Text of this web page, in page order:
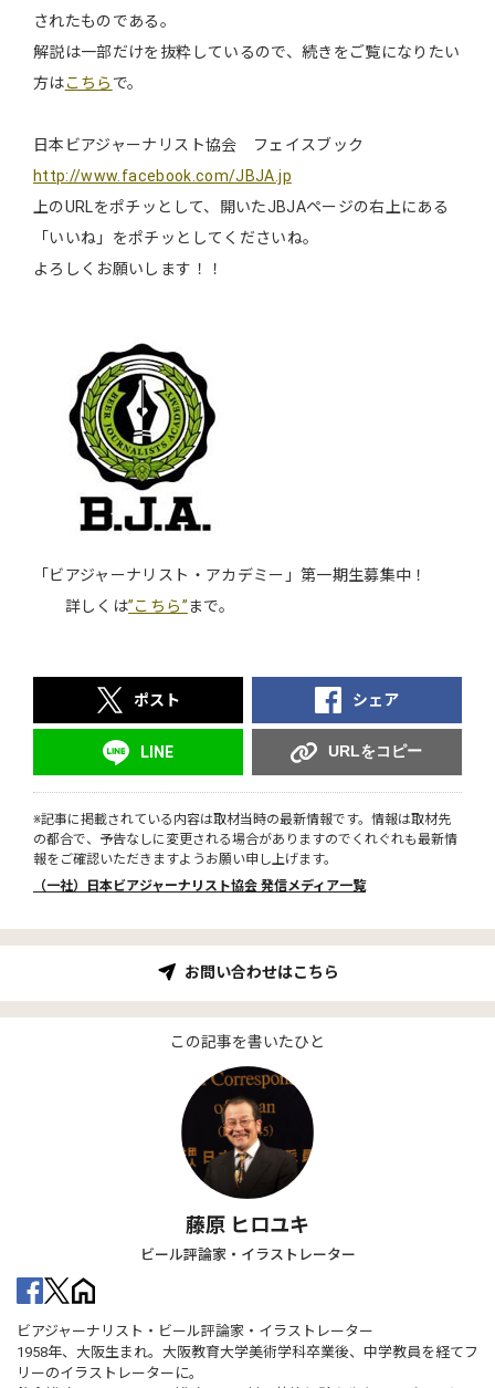
されたものである。
解説は一部だけを抜粋しているので、続きをご覧になりたい
方はこちら で。
日本ビアジャーナリスト協会 フェイスブック
http://www.facebook.com/JBJA.jp
上のURLをポチッとして、開いたJBJAページの右上にある
「いいね」をポチッとしてくださいね。
よろしくお願いします！！
「ビアジャーナリスト・アカデミー」第一期生募集中！
詳しくは”こちら”まで。
ポスト シェア
LINE URLをコピー
※記事に掲載されている内容は取材当時の最新情報です。情報は取材先
の都合で、予告なしに変更される場合がありますのでくれぐれも最新情
報をご確認いただきますようお願い申し上げます。
（一社）日本ビアジャーナリスト協会 発信メディア一覧
お問い合わせはこちら
この記事を書いたひと
藤原 ヒロユキ
ビール評論家・イラストレーター
ビアジャーナリスト・ビール評論家・イラストレーター
1958年、大阪生まれ。大阪教育大学美術学科卒業後、中学教員を経てフ
リーのイラストレーターに。